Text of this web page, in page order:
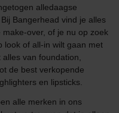
alledaagse
Bangerhead vind je alles
over, of je nu op zoek
look of all-in wilt gaan met
van foundation,
de best verkopende
en lipsticks.
alle merken in ons